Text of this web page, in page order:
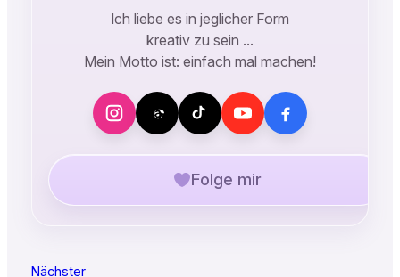
Ich liebe es in jeglicher Form
kreativ zu sein …
Mein Motto ist: einfach mal machen!
Folge mir
Nächster